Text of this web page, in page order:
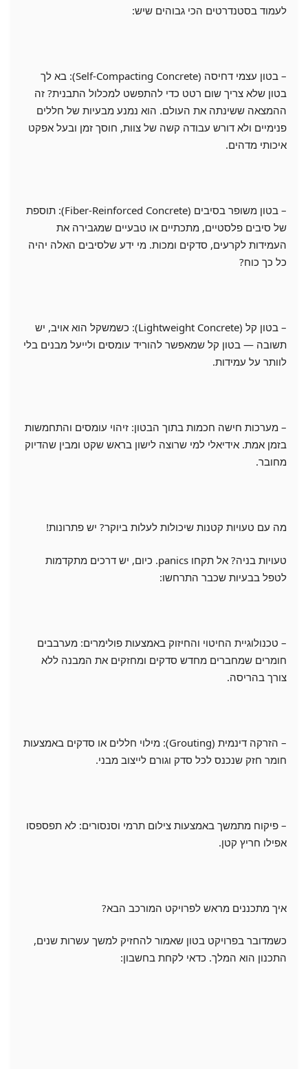
לעמוד בסטנדרטים הכי גבוהים שיש:
– בטון עצמי דחיסה (Self-Compacting Concrete): בא לך
בטון שלא צריך שום רטט כדי להתפשט למכלול התבנית? זה
ההמצאה ששינתה את העולם. הוא נמנע מבעיות של חללים
פנימיים ולא דורש עבודה קשה של צוות, חוסך זמן ובעל אפקט
איכותי מדהים.
– בטון משופר בסיבים (Fiber-Reinforced Concrete): תוספת
של סיבים פלסטיים, מתכתיים או טבעיים שמגבירה את
העמידות לקרעים, סדקים ומכות. מי ידע שלסיבים האלה יהיה
כל כך כוח?
– בטון קל (Lightweight Concrete): כשמשקל הוא אויב, יש
תשובה — בטון קל שמאפשר להוריד עומסים ולייעל מבנים בלי
לוותר על עמידות.
– מערכות חישה חכמות בתוך הבטון: זיהוי עומסים והתחמשות
בזמן אמת. אידיאלי למי שרוצה לישון בראש שקט ומבין שהדיוק
מחובר.
מה עם טעויות קטנות שיכולות לעלות ביוקר? יש פתרונות!
טעויות בניה? אל תקחו panics. כיום, יש דרכים מתקדמות
לטפל בבעיות שכבר התרחשו:
– טכנולוגיית החיטוי והחיזוק באמצעות פולימרים: מערבבים
חומרים שמחברים מחדש סדקים ומחזקים את המבנה ללא
צורך בהריסה.
– הזרקה דינמית (Grouting): מילוי חללים או סדקים באמצעות
חומר חזק שנכנס לכל סדק וגורם לייצוב מבני.
– פיקוח מתמשך באמצעות צילום תרמי וסנסורים: לא תפספסו
אפילו חריץ קטן.
איך מתכננים מראש לפרויקט המורכב הבא?
כשמדובר בפרויקט בטון שאמור להחזיק למשך עשרות שנים,
התכנון הוא המלך. כדאי לקחת בחשבון: